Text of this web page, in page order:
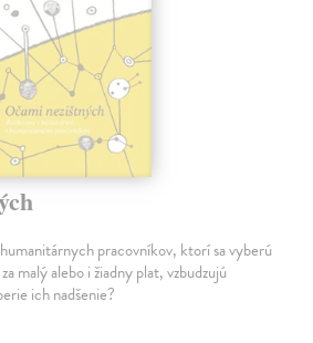
pracovníkov, ktorí sa vyberú
malý alebo i žiadny plat, vzbudzujú
ich nadšenie?